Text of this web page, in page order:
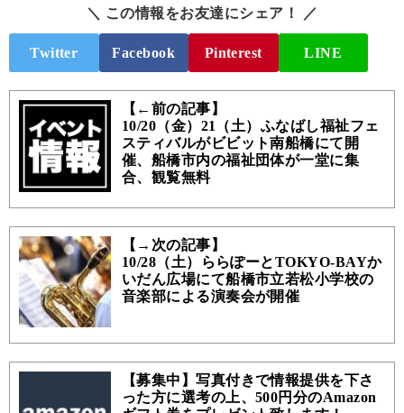
＼ この情報をお友達にシェア！ ／
Twitter Facebook Pinterest LINE
【←前の記事】
10/20（金）21（土）ふなばし福祉フェ
スティバルがビビット南船橋にて開
催、船橋市内の福祉団体が一堂に集
合、観覧無料
【→次の記事】
10/28（土）ららぽーとTOKYO-BAYか
いだん広場にて船橋市立若松小学校の
音楽部による演奏会が開催
【募集中】写真付きで情報提供を下さ
った方に選考の上、500円分のAmazon